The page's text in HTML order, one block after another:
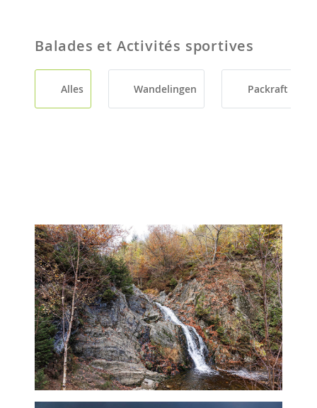
Balades et Activités sportives
Alles Wandelingen Packraft